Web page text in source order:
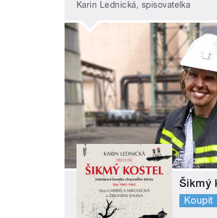
Karin Lednická, spisovatelka
Šikmý
Koupit